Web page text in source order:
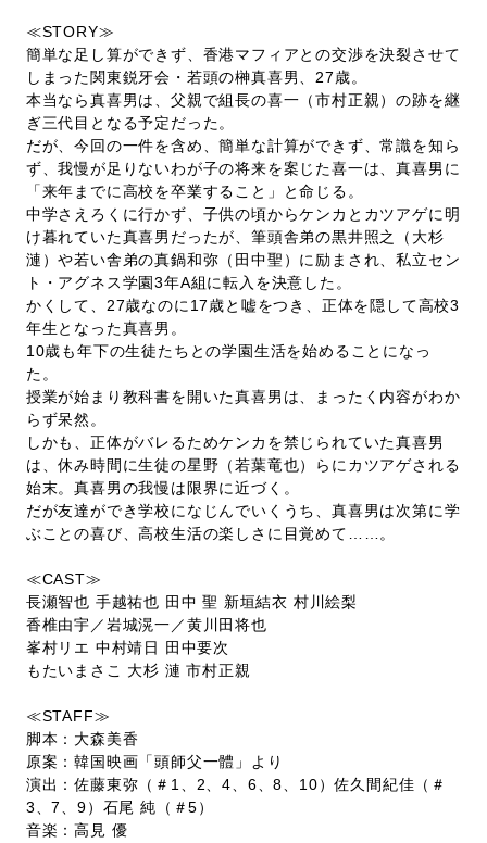
≪STORY≫
簡単な足し算ができず、香港マフィアとの交渉を決裂させて
しまった関東鋭牙会・若頭の榊真喜男、27歳。
本当なら真喜男は、父親で組長の喜一（市村正親）の跡を継
ぎ三代目となる予定だった。
だが、今回の一件を含め、簡単な計算ができず、常識を知ら
ず、我慢が足りないわが子の将来を案じた喜一は、真喜男に
「来年までに高校を卒業すること」と命じる。
中学さえろくに行かず、子供の頃からケンカとカツアゲに明
け暮れていた真喜男だったが、筆頭舎弟の黒井照之（大杉
漣）や若い舎弟の真鍋和弥（田中聖）に励まされ、私立セン
ト・アグネス学園3年A組に転入を決意した。
かくして、27歳なのに17歳と嘘をつき、正体を隠して高校3
年生となった真喜男。
10歳も年下の生徒たちとの学園生活を始めることになっ
た。
授業が始まり教科書を開いた真喜男は、まったく内容がわか
らず呆然。
しかも、正体がバレるためケンカを禁じられていた真喜男
は、休み時間に生徒の星野（若葉竜也）らにカツアゲされる
始末。真喜男の我慢は限界に近づく。
だが友達ができ学校になじんでいくうち、真喜男は次第に学
ぶことの喜び、高校生活の楽しさに目覚めて……。
≪CAST≫
長瀬智也 手越祐也 田中 聖 新垣結衣 村川絵梨
香椎由宇／岩城滉一／黄川田将也
峯村リエ 中村靖日 田中要次
もたいまさこ 大杉 漣 市村正親
≪STAFF≫
脚本：大森美香
原案：韓国映画「頭師父一體」より
演出：佐藤東弥（＃1、2、4、6、8、10）佐久間紀佳（＃
3、7、9）石尾 純（＃5）
音楽：高見 優